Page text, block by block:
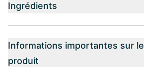
Ingrédients
Informations importantes sur le
produit